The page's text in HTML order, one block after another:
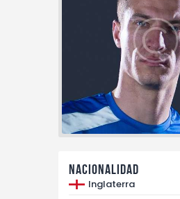
Contacto
nacionalidad
Inglaterra